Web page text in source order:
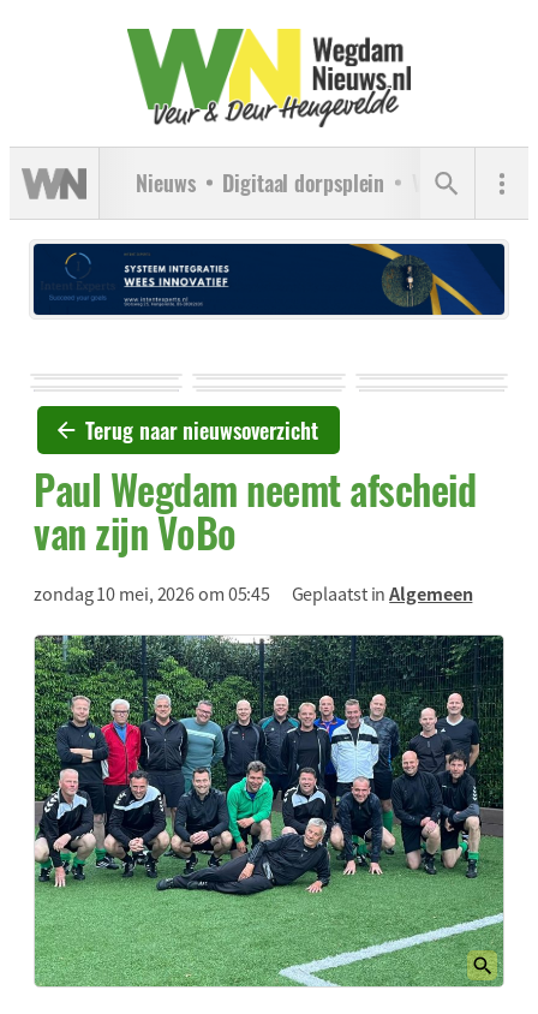
Nieuws Digitaal dorpsplein Verenigingen
Terug naar nieuwsoverzicht
Paul Wegdam neemt afscheid
van zijn VoBo
zondag 10 mei, 2026 om 05:45 Geplaatst inAlgemeen